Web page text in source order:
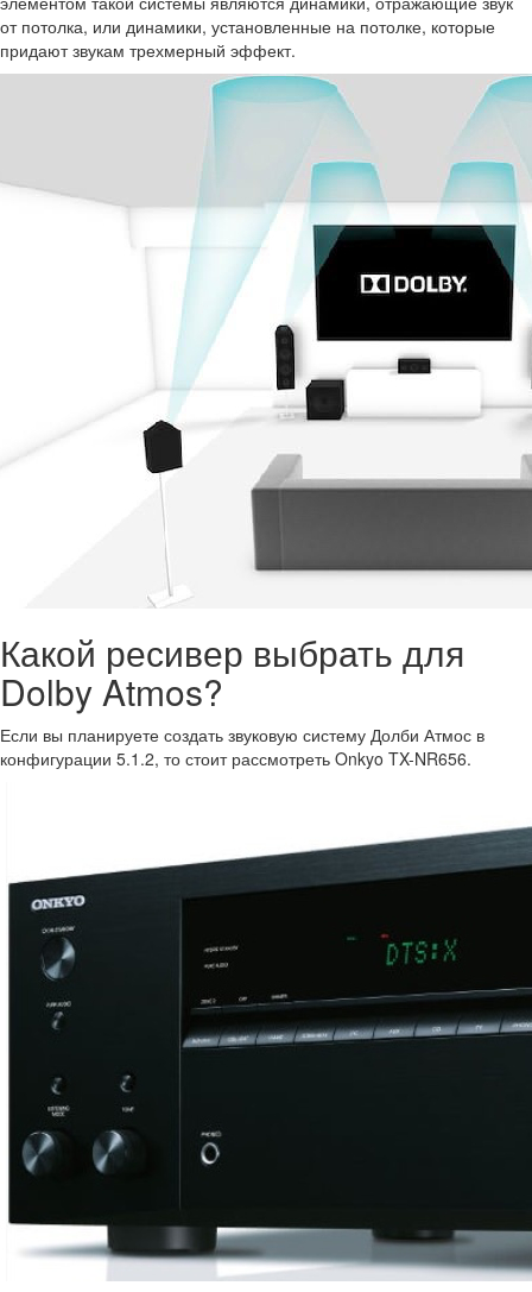
от потолка, или динамики, установленные на потолке, которые
придают звукам трехмерный эффект.
Какой ресивер выбрать для
Dolby Atmos?
Если вы планируете создать звуковую систему Долби Атмос в
конфигурации 5.1.2, то стоит рассмотреть Onkyo TX-NR656.